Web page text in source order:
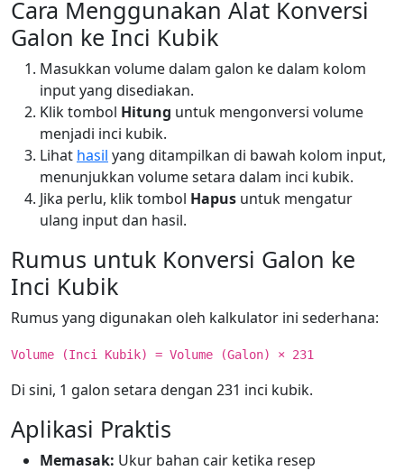
Cara Menggunakan Alat Konversi
Galon ke Inci Kubik
Masukkan volume dalam galon ke dalam kolom
input yang disediakan.
Klik tombol Hitung untuk mengonversi volume
menjadi inci kubik.
Lihat hasil yang ditampilkan di bawah kolom input,
menunjukkan volume setara dalam inci kubik.
Jika perlu, klik tombol Hapus untuk mengatur
ulang input dan hasil.
Rumus untuk Konversi Galon ke
Inci Kubik
Rumus yang digunakan oleh kalkulator ini sederhana:
Volume (Inci Kubik) = Volume (Galon) × 231
Di sini, 1 galon setara dengan 231 inci kubik.
Aplikasi Praktis
Memasak: Ukur bahan cair ketika resep